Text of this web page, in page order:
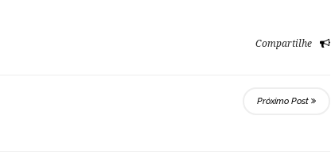
Compartilhe
Próximo Post